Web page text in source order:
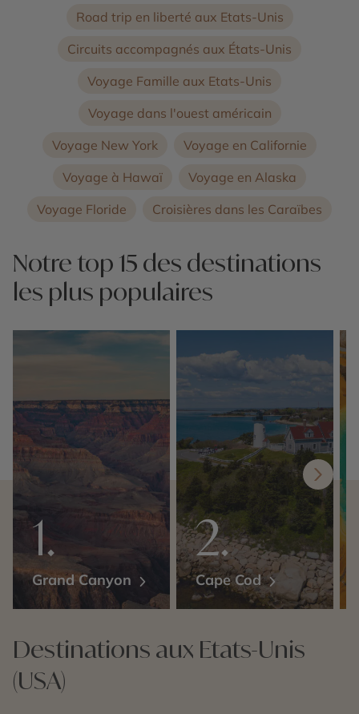
Road trip en liberté aux Etats-Unis
Circuits accompagnés aux États-Unis
Voyage Famille aux Etats-Unis
Voyage dans l'ouest américain
Voyage New York
Voyage en Californie
Voyage à Hawaï
Voyage en Alaska
Voyage Floride
Croisières dans les Caraïbes
Notre top 15 des destinations
les plus populaires
Grand Canyon Cape Cod
Destinations aux Etats-Unis
(USA)